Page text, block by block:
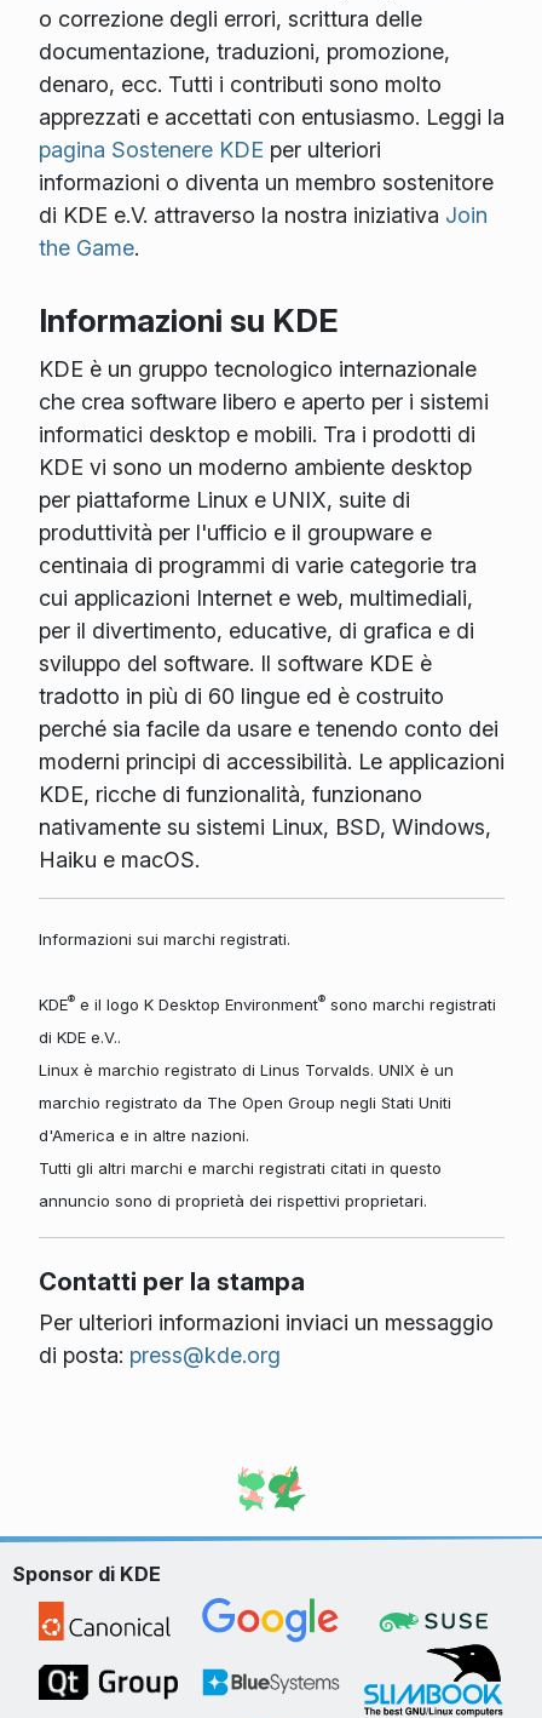
o correzione degli errori, scrittura delle
documentazione, traduzioni, promozione,
denaro, ecc. Tutti i contributi sono molto
apprezzati e accettati con entusiasmo. Leggi la
pagina Sostenere KDE per ulteriori
informazioni o diventa un membro sostenitore
di KDE e.V. attraverso la nostra iniziativa Join
the Game.
Informazioni su KDE
KDE è un gruppo tecnologico internazionale
che crea software libero e aperto per i sistemi
informatici desktop e mobili. Tra i prodotti di
KDE vi sono un moderno ambiente desktop
per piattaforme Linux e UNIX, suite di
produttività per l'ufficio e il groupware e
centinaia di programmi di varie categorie tra
cui applicazioni Internet e web, multimediali,
per il divertimento, educative, di grafica e di
sviluppo del software. Il software KDE è
tradotto in più di 60 lingue ed è costruito
perché sia facile da usare e tenendo conto dei
moderni principi di accessibilità. Le applicazioni
KDE, ricche di funzionalità, funzionano
nativamente su sistemi Linux, BSD, Windows,
Haiku e macOS.
Informazioni sui marchi registrati.
KDE®e il logo K Desktop Environment®sono marchi registrati
di KDE e.V..
Linux è marchio registrato di Linus Torvalds. UNIX è un
marchio registrato da The Open Group negli Stati Uniti
d'America e in altre nazioni.
Tutti gli altri marchi e marchi registrati citati in questo
annuncio sono di proprietà dei rispettivi proprietari.
Contatti per la stampa
Per ulteriori informazioni inviaci un messaggio
di posta: press@kde.org
Sponsor di KDE